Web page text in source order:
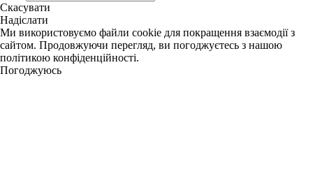
Скасувати
Надіслати
Ми використовуємо файли cookie для покращення взаємодії з
сайтом. Продовжуючи перегляд, ви погоджуєтесь з нашою
політикою конфіденційності.
Погоджуюсь